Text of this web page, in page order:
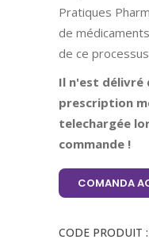
Pratiques
de
de ce
Il n'est délivré
prescription
telechargée
commande !
COMANDA
CODE PRODUIT :